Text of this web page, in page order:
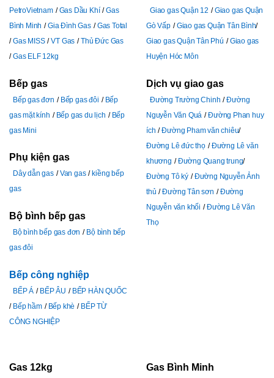
PetroVietnam
Gas Dầu Khí
Gas
Bình Minh
Gia Đình Gas
Gas Total
Gas MISS
VT Gas
Thủ Đức Gas
Gas ELF 12kg
Bếp gas
Bếp gas đơn Bếp gas đôi
Bếp
gas mặt kính
Bếp gas du lịch
Bếp
gas Mini
Phụ kiện gas
Dây dẫn gas Van gas
kiềng bếp
gas
Bộ bình bếp gas
Bộ bình bếp gas đơn
Bộ bình bếp
gas đôi
Bếp công nghiệp
BẾP Á BẾP ÂU
BẾP HÀN QUỐC
Bếp hầm
Bếp khè
BẾP TỪ
CÔNG NGHIỆP
Giao gas Quận 12
Giao gas Quận
Gò Vấp
Giao gas Quận Tân Bình
Giao gas Quận Tân Phú
Giao gas
Huyện Hóc Môn
Dịch vụ giao gas
Đường Trường Chinh
Đường
Nguyễn Văn Quá
Đường Phan huy
ích
Đường Pham văn chiêu
Đường Lê đức thọ
Đường Lê văn
khương
Đường Quang trung
Đường Tô ký
Đường Nguyễn Ảnh
thủ
Đường Tân sơn
Đường
Nguyễn văn khối
Đường Lê Văn
Thọ
Gas 12kg Gas Bình Minh